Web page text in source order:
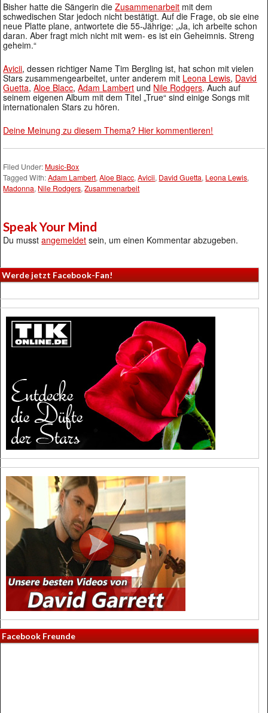
Bisher hatte die Sängerin dieZusammenarbeit mit dem
schwedischen Star jedoch nicht bestätigt. Auf die Frage, ob sie eine
neue Platte plane, antwortete die 55-Jährige: „Ja, ich arbeite schon
daran. Aber fragt mich nicht mit wem- es ist ein Geheimnis. Streng
geheim.“
Avicii, dessen richtiger Name Tim Bergling ist, hat schon mit vielen
Stars zusammengearbeitet, unter anderem mit Leona Lewis, David
Guetta,Aloe Blacc,Adam Lambert und Nile Rodgers. Auch auf
seinem eigenen Album mit dem Titel „True“ sind einige Songs mit
internationalen Stars zu hören.
Deine Meinung zu diesem Thema? Hier kommentieren!
Filed Under: Music-Box
Tagged With:Adam Lambert,Aloe Blacc,Avicii, David Guetta, Leona Lewis,
Madonna, Nile Rodgers,Zusammenarbeit
Speak Your Mind
Du musstangemeldet sein, um einen Kommentar abzugeben.
Werde jetzt Facebook-Fan!
Facebook Freunde